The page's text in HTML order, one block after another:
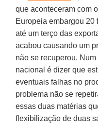
que aconteceram com
Europeia embargou 20
até um terço das
acabou causando um
não se recuperou.
nacional é dizer que
eventuais falhas no
problema não se
essas duas matérias
flexibilização de duas